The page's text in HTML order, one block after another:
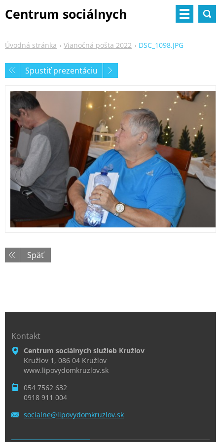
Centrum sociálnych
Úvodná stránka Vianočná pošta 2022 DSC_1098.JPG
Spustiť prezentáciu
Späť
Kontakt
Centrum sociálnych služieb Kružlov
Kružlov 1, 086 04 Kružlov
www.lipovydomkruzlov.sk
054 7562 632
0918 911 004
socialne@lipovydomkruzlov.sk